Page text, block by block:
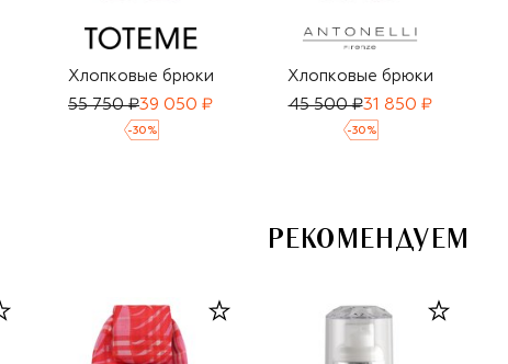
Хлопковые брюки
55 750 ₽39 050 ₽
-30 %
Хлопковые брюки
45 500 ₽31 850 ₽
-30 %
РЕКОМЕНДУЕМ